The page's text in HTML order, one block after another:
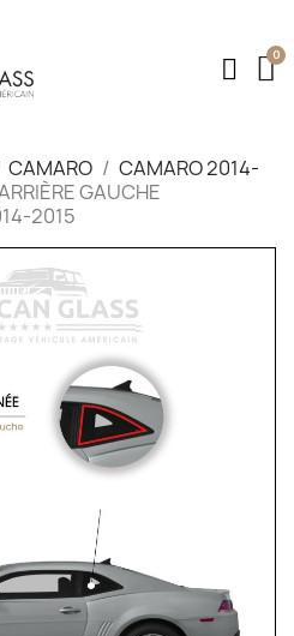
CAMARO
CAMARO 2014-
GAUCHE
2015